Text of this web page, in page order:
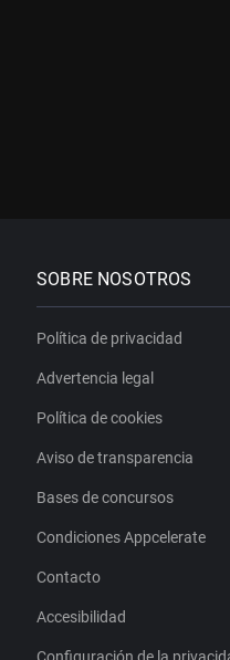
SOBRE NOSOTROS
Política de privacidad
Advertencia legal
Política de cookies
Aviso de transparencia
Bases de concursos
Condiciones Appcelerate
Contacto
Accesibilidad
Configuración de la